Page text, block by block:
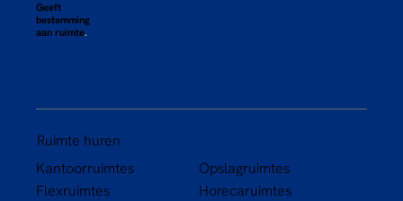
Geeft
bestemming
aan ruimte.
Ruimte huren
Kantoorruimtes
Flexruimtes
Opslagruimtes
Horecaruimtes